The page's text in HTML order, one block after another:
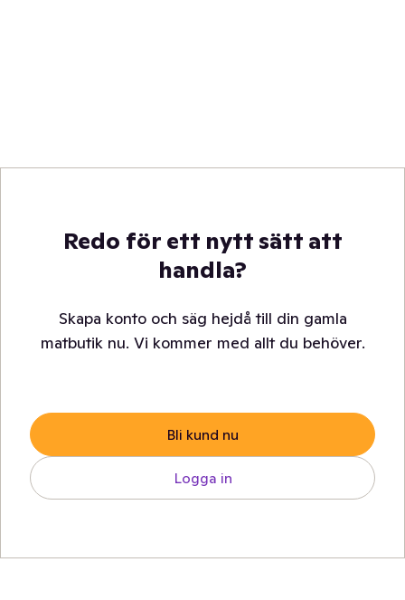
Redo för ett nytt sätt att
handla?
Skapa konto och säg hejdå till din gamla
matbutik nu. Vi kommer med allt du behöver.
Bli kund nu
Logga in